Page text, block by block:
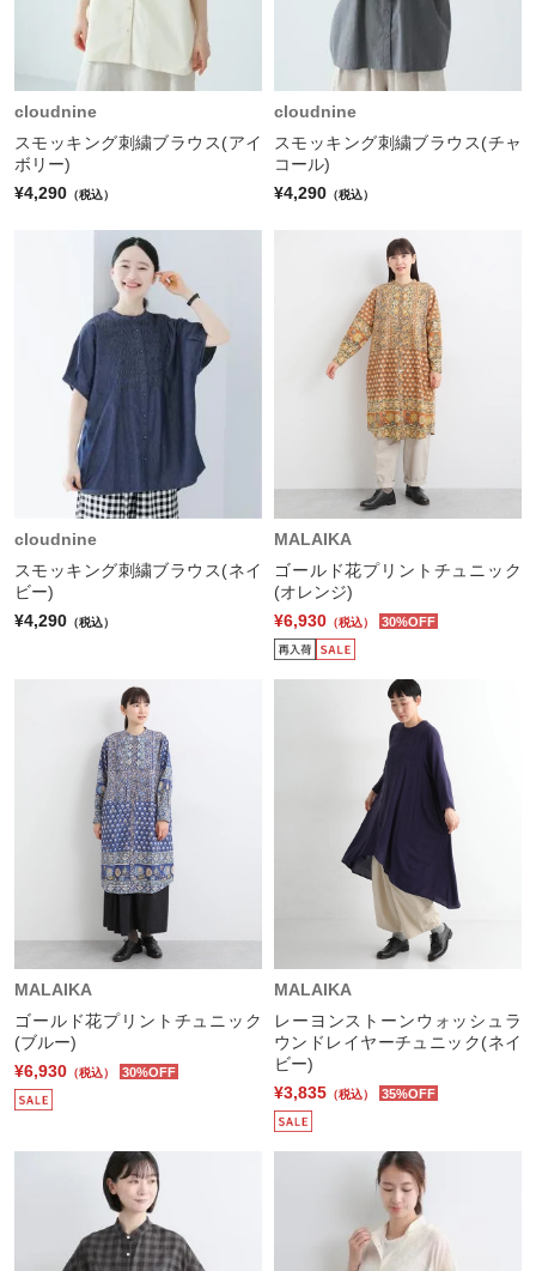
cloudnine
スモッキング刺繍ブラウス(アイ
ボリー)
¥4,290 （税込）
cloudnine
スモッキング刺繍ブラウス(チャ
コール)
¥4,290 （税込）
cloudnine
スモッキング刺繍ブラウス(ネイ
ビー)
¥4,290 （税込）
MALAIKA
ゴールド花プリントチュニック
(オレンジ)
¥6,930 （税込） 30%OFF
MALAIKA
ゴールド花プリントチュニック
(ブルー)
¥6,930 （税込） 30%OFF
MALAIKA
レーヨンストーンウォッシュラ
ウンドレイヤーチュニック(ネイ
ビー)
¥3,835 （税込） 35%OFF